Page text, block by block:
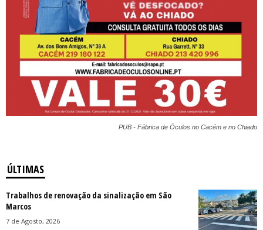
PUB - Fábrica de Óculos no Cacém e no Chiado
ÚLTIMAS
Trabalhos de renovação da sinalização em São
Marcos
7 de Agosto, 2026